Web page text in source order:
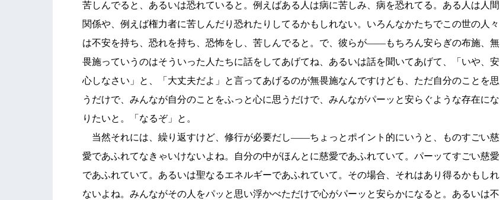
苦しんでると、あるいは恐れていると。例えばある人は病に苦しみ、病を恐れてる。ある人は人間
関係や、例えば権力者に苦しんだり恐れたりしてるかもしれない。いろんなかたちでこの世の人々
は不安を持ち、恐れを持ち、恐怖をし、苦しんでると。で、彼らが――もちろん安らぎの布施、無
畏施っていうのはそういった人たちに話をしてあげてね、あるいは話を聞いてあげて、「いや、安
心しなさい」と、「大丈夫だよ」と言ってあげるのが無畏施なんですけども、ただ自分のことを思
うだけで、みんなが自分のことをふっと心に思うだけで、みんながパーッと安らぐような存在にな
りたいと。「なるぞ」と。
当然それには、繰り返すけど、修行が必要だし――ちょっとポイント的にいうと、ものすごい慈
愛であふれてなきゃいけないよね。自分の中がほんとに慈愛であふれていて。パーッてすごい慈愛
であふれていて。あるいは聖なるエネルギーであふれていて。その場合、それはあり得るかもしれ
ないよね。みんながその人をパッと思い浮かべただけで心がパーッと安らかになると。あるいは不